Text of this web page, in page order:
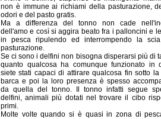
non è immune ai richiami della pasturazione,
odori e del pasto gratis.
Ma a differenza del tonno non cade
dell'amo e così si aggira beato fra i palloncini e
in pesca ripulendo ed interrompendo la
pasturazione.
Se ci sono i delfini non bisogna disperarsi più di
quanto qualcosa ha comunque funzionato in
siete stati capaci di attirare qualcosa fin sotto la
barca e poi la loro presenza è spesso
da quella del tonno. Il tonno infatti segue
delfini, animali più dotati nel trovare il cibo
primi.
Molte volte quando si è quasi in zona di